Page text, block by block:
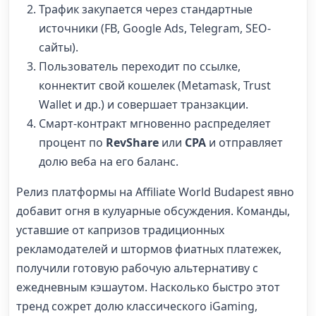
Трафик закупается через стандартные
источники (FB, Google Ads, Telegram, SEO-
сайты).
Пользователь переходит по ссылке,
коннектит свой кошелек (Metamask, Trust
Wallet и др.) и совершает транзакции.
Смарт-контракт мгновенно распределяет
процент по RevShare или CPA и отправляет
долю веба на его баланс.
Релиз платформы на Affiliate World Budapest явно
добавит огня в кулуарные обсуждения. Команды,
уставшие от капризов традиционных
рекламодателей и штормов фиатных платежек,
получили готовую рабочую альтернативу с
ежедневным кэшаутом. Насколько быстро этот
тренд сожрет долю классического iGaming,